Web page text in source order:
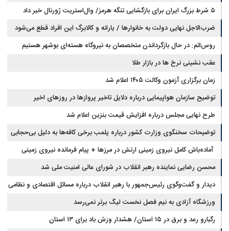
۵ شرط بزرگ ایران برای بازگشایی تنگه هرمز/ وال‌استریت ژورنال خبر داد
ضرب‌الاجل نهایی دولت به خانوارها / یارانه و کالابرگ این افراد قطع می‌شود
روس‌اتم: در حال بازگرداندن متخصصان به نیروگاه هسته‌ای بوشهر هستیم
عقب نشینی نرخ ها در بازار طلا
زمان برگزاری آزمون وکالت ۱۴۰۵ اعلام شد
توضیح سازمان هواپیمایی درباره دلایل تاخیر پروازها در روزهای اخیر
طرح نهایی مجلس درباره افزایش قیمت بنزین اعلام شد
توضیحات سخنگوی وزارت کشور درباره پلمب برخی کافه‌ها به دلیل بی‌حجابی
آماده‌باش کامل نیروی زمینی ارتش در مرزها + پیام فرمانده نیروی زمینی
ارتش
محسن رضایی نماینده رهبر انقلاب در شورای عالی امنیت ملی شد
دیدار و گفت‌وگوی رئیس‌جمهور با رهبر انقلاب درباره مسائل اقتصادی و نظامی
کشور
ورزشگاه آزادی به نیم فصل نخست لیگ برتر نمی‌رسد
رگبارو رعد و برق در ۱۵ استان/ هشدار وزش باد برای ۱۳ استان‌